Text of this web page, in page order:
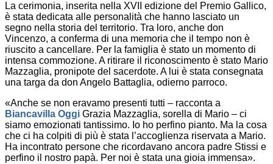
La cerimonia, inserita nella XVII edizione del Premio Gallico,
è stata dedicata alle personalità che hanno lasciato un
segno nella storia del territorio. Tra loro, anche don
Vincenzo, a conferma di una memoria che il tempo non è
riuscito a cancellare. Per la famiglia è stato un momento di
intensa commozione. A ritirare il riconoscimento è stato Mario
Mazzaglia, pronipote del sacerdote. A lui è stata consegnata
una targa da don Angelo Battaglia, odierno parroco.
«Anche se non eravamo presenti tutti – racconta a
Biancavilla Oggi Grazia Mazzaglia, sorella di Mario – ci
siamo emozionati tantissimo. Io ho perfino pianto. Ma la cosa
che ci ha colpiti di più è stata l’accoglienza riservata a Mario.
Ha incontrato persone che ricordavano ancora padre Stissi e
perfino il nostro papà. Per noi è stata una gioia immensa».